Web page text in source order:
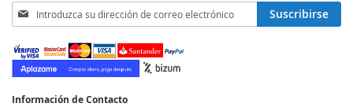
Inscríbase
a
nuestro
boletín
de
Suscribirse
Información de Contacto